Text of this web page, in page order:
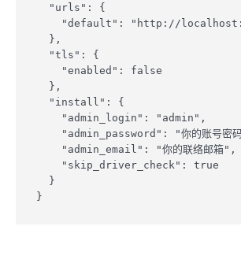
  "urls": {
"default": "http://
  },
  "tls": {
    "enabled": false
  },
  "install": {
    "admin_login": "admin",
"admin_password": "你的账号密
    "admin_email": "你的联络邮箱",
    "skip_driver_check": true
  }
}